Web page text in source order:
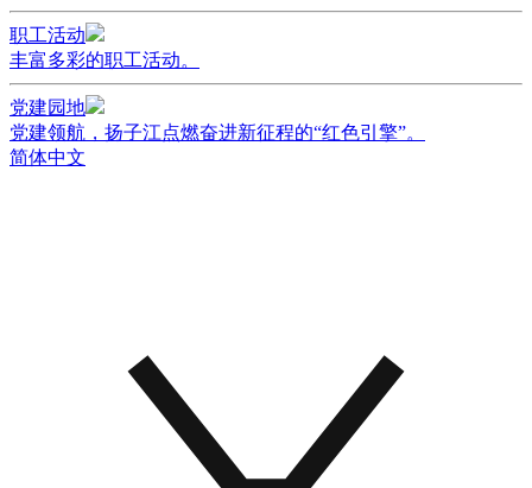
职工活动
丰富多彩的职工活动。
党建园地
党建领航，扬子江点燃奋进新征程的“红色引擎”。
简体中文